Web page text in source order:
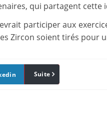
qui partagent cette
participer aux
Zircon soient tirés pour
Pinterest
Suite